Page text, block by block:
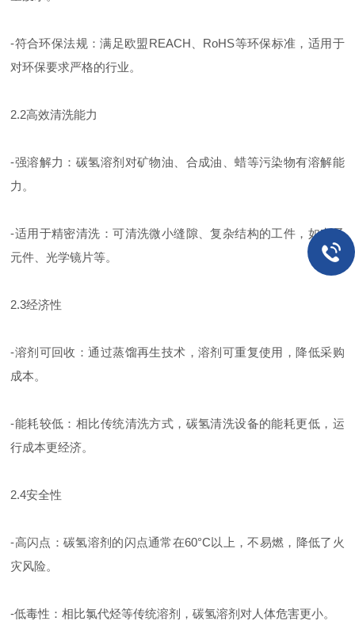
-符合环保法规：满足欧盟REACH、RoHS等环保标准，适用于
对环保要求严格的行业。
2.2高效清洗能力
-强溶解力：碳氢溶剂对矿物油、合成油、蜡等污染物有溶解能
力。
-适用于精密清洗：可清洗微小缝隙、复杂结构的工件，如电子
元件、光学镜片等。
2.3经济性
-溶剂可回收：通过蒸馏再生技术，溶剂可重复使用，降低采购
成本。
-能耗较低：相比传统清洗方式，碳氢清洗设备的能耗更低，运
行成本更经济。
2.4安全性
-高闪点：碳氢溶剂的闪点通常在60°C以上，不易燃，降低了火
灾风险。
-低毒性：相比氯代烃等传统溶剂，碳氢溶剂对人体危害更小。